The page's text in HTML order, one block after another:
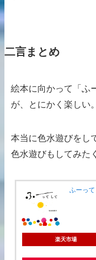
二言まとめ
絵本に向かって「ふ
が、とにかく楽しい。
本当に色水遊びをし
色水遊びもしてみた
ふーっ
楽天市場